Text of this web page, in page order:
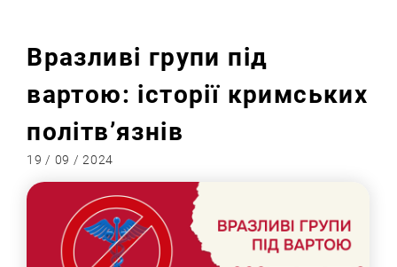
Вразливі групи під
вартою: історії кримських
політв’язнів
19 / 09 / 2024